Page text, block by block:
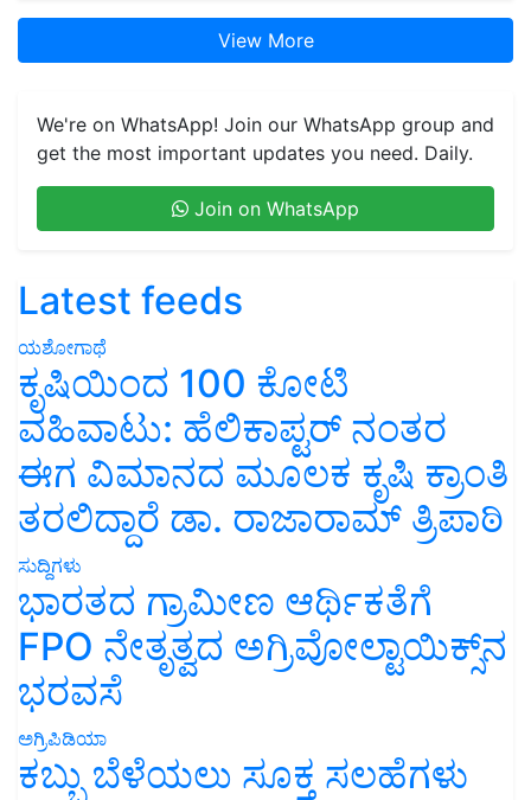
View More
We're on WhatsApp! Join our WhatsApp group and
get the most important updates you need. Daily.
Join on WhatsApp
Latest feeds
ಯಶೋಗಾಥೆ
ಕೃಷಿಯಿಂದ 100 ಕೋಟಿ
ವಹಿವಾಟು: ಹೆಲಿಕಾಪ್ಟರ್ ನಂತರ
ಈಗ ವಿಮಾನದ ಮೂಲಕ ಕೃಷಿ ಕ್ರಾಂತಿ
ತರಲಿದ್ದಾರೆ ಡಾ. ರಾಜಾರಾಮ್ ತ್ರಿಪಾಠಿ
ಸುದ್ದಿಗಳು
ಭಾರತದ ಗ್ರಾಮೀಣ ಆರ್ಥಿಕತೆಗೆ
FPO ನೇತೃತ್ವದ ಅಗ್ರಿವೋಲ್ಟಾಯಿಕ್ಸ್‌ನ
ಭರವಸೆ
ಅಗ್ರಿಪಿಡಿಯಾ
ಕಬ್ಬು ಬೆಳೆಯಲು ಸೂಕ್ತ ಸಲಹೆಗಳು